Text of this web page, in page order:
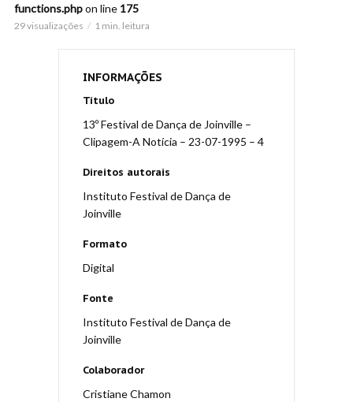
functions.phpon line 175
29 visualizações 1 min. leitura
INFORMAÇÕES
Título
13º Festival de Dança de Joinville –
Clipagem-A Notícia – 23-07-1995 – 4
Direitos autorais
Instituto Festival de Dança de
Joinville
Formato
Digital
Fonte
Instituto Festival de Dança de
Joinville
Colaborador
Cristiane Chamon